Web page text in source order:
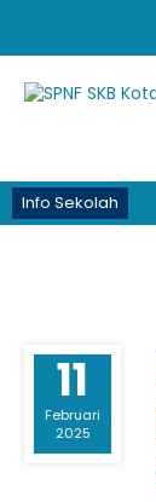
Info Sekolah
11
Februari
2025